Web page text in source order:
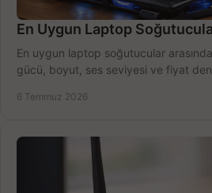
En Uygun Laptop
En uygun laptop soğutucular
gücü, boyut, ses seviyesi ve fiyat
6 Temmuz 2026